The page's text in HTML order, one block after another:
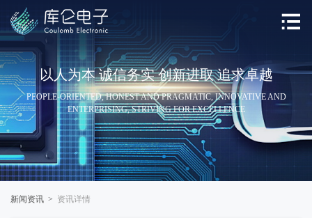
以人为本 诚信务实 创新进取 追求卓越
PEOPLE-ORIENTED, HONEST AND PRAGMATIC, INNOVATIVE AND
ENTERPRISING, STRIVING FOR EXCELLENCE
新闻资讯 > 资讯详情